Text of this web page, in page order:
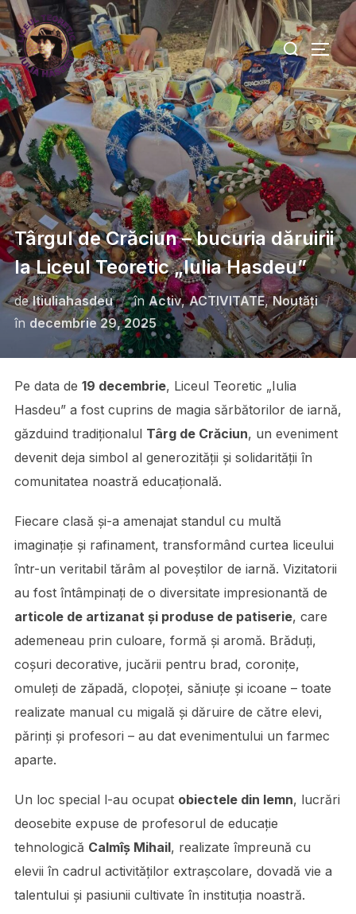
Târgul de Crăciun – bucuria dăruirii
la Liceul Teoretic „Iulia Hasdeu”
deltiuliahasdeu înActiv,ACTIVITATE,Noutăți
în decembrie 29, 2025
Pe data de 19 decembrie, Liceul Teoretic „Iulia
Hasdeu” a fost cuprins de magia sărbătorilor de iarnă,
găzduind tradiționalul Târg de Crăciun, un eveniment
devenit deja simbol al generozității și solidarității în
comunitatea noastră educațională.
Fiecare clasă și-a amenajat standul cu multă
imaginație și rafinament, transformând curtea liceului
într-un veritabil tărâm al poveștilor de iarnă. Vizitatorii
au fost întâmpinați de o diversitate impresionantă de
articole de artizanat și produse de patiserie, care
ademeneau prin culoare, formă și aromă. Brăduți,
coșuri decorative, jucării pentru brad, coronițe,
omuleți de zăpadă, clopoței, săniuțe și icoane – toate
realizate manual cu migală și dăruire de către elevi,
părinți și profesori – au dat evenimentului un farmec
aparte.
Un loc special l-au ocupat obiectele din lemn, lucrări
deosebite expuse de profesorul de educație
tehnologică Calmîș Mihail, realizate împreună cu
elevii în cadrul activităților extrașcolare, dovadă vie a
talentului și pasiunii cultivate în instituția noastră.